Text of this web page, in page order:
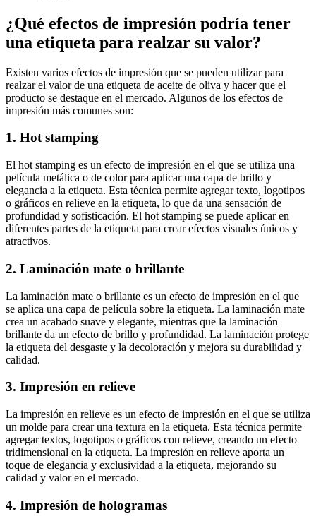
¿Qué efectos de impresión podría tener
una etiqueta para realzar su valor?
Existen varios efectos de impresión que se pueden utilizar para
realzar el valor de una etiqueta de aceite de oliva y hacer que el
producto se destaque en el mercado. Algunos de los efectos de
impresión más comunes son:
1. Hot stamping
El hot stamping es un efecto de impresión en el que se utiliza una
película metálica o de color para aplicar una capa de brillo y
elegancia a la etiqueta. Esta técnica permite agregar texto, logotipos
o gráficos en relieve en la etiqueta, lo que da una sensación de
profundidad y sofisticación. El hot stamping se puede aplicar en
diferentes partes de la etiqueta para crear efectos visuales únicos y
atractivos.
2. Laminación mate o brillante
La laminación mate o brillante es un efecto de impresión en el que
se aplica una capa de película sobre la etiqueta. La laminación mate
crea un acabado suave y elegante, mientras que la laminación
brillante da un efecto de brillo y profundidad. La laminación protege
la etiqueta del desgaste y la decoloración y mejora su durabilidad y
calidad.
3. Impresión en relieve
La impresión en relieve es un efecto de impresión en el que se utiliza
un molde para crear una textura en la etiqueta. Esta técnica permite
agregar textos, logotipos o gráficos con relieve, creando un efecto
tridimensional en la etiqueta. La impresión en relieve aporta un
toque de elegancia y exclusividad a la etiqueta, mejorando su
calidad y valor en el mercado.
4. Impresión de hologramas